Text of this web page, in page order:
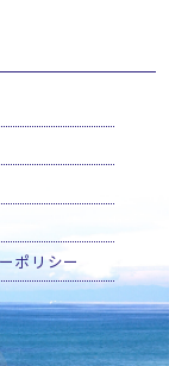
ポリシー